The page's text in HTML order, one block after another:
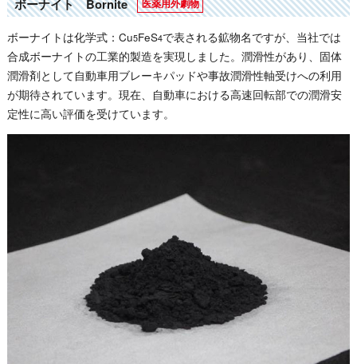
ボーナイト Bornite
ボーナイトは化学式：Cu5FeS4で表される鉱物名ですが、当社では
合成ボーナイトの工業的製造を実現しました。潤滑性があり、固体
潤滑剤として自動車用ブレーキパッドや事故潤滑性軸受けへの利用
が期待されています。現在、自動車における高速回転部での潤滑安
定性に高い評価を受けています。